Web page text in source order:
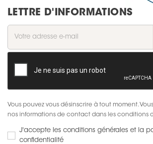
LETTRE D'INFORMATIONS
Vous pouvez vous désinscrire à tout moment.
nos informations de contact dans les conditions
J'accepte les conditions générales et la
confidentialité